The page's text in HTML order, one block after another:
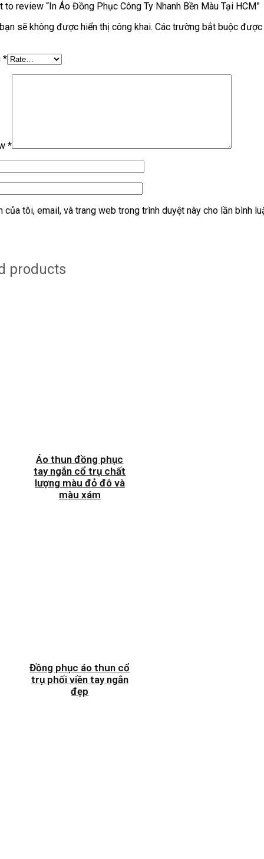
to review “In Áo Đồng Phục Công Ty Nhanh Bền Màu Tại HCM”
sẽ không được hiển thị công khai. Các trường bắt buộc được
*
*
của tôi, email, và trang web trong trình duyệt này cho lần bình
products
Áo thun đồng phục
tay ngắn cổ trụ chất
lượng màu đỏ đô và
màu xám
Đồng phục áo thun cổ
trụ phối viền tay ngắn
đẹp